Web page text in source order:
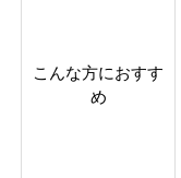
こんな方におすす
め